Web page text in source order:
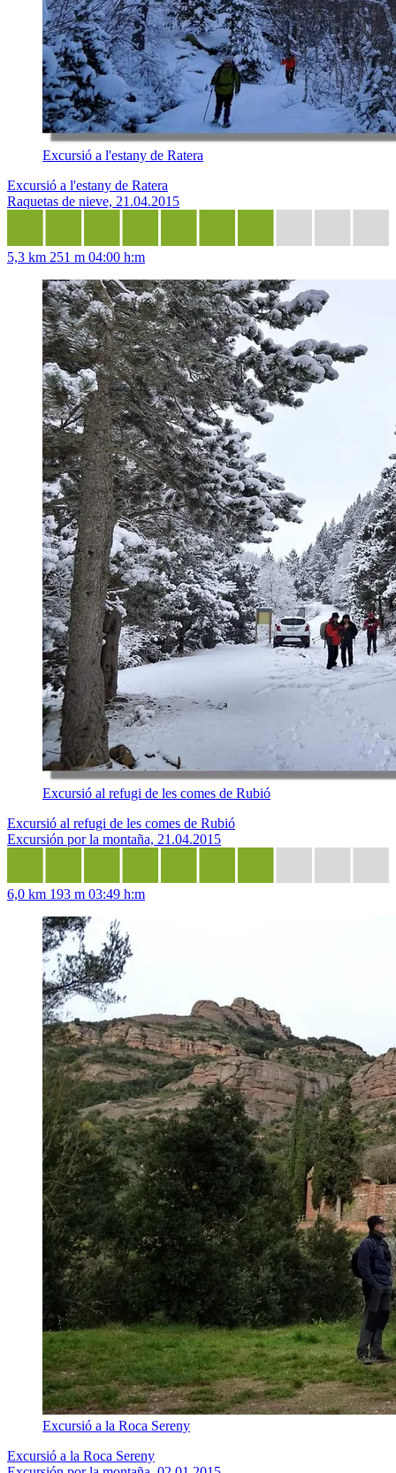
Excursió a l'estany de Ratera
Excursió a l'estany de Ratera
Raquetas de nieve, 21.04.2015
5,3 km 251 m 04:00 h:m
Excursió al refugi de les comes de Rubió
Excursió al refugi de les comes de Rubió
Excursión por la montaña, 21.04.2015
6,0 km 193 m 03:49 h:m
Excursió a la Roca Sereny
Excursió a la Roca Sereny